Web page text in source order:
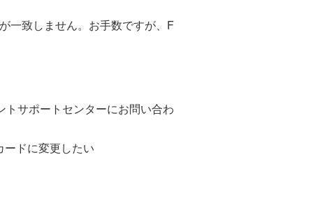
一致しません。お手数ですが、F
サポートセンターにお問い合わ
ドに変更したい